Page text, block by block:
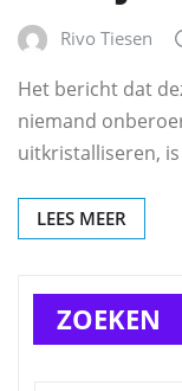
Rivo Tiesen
Het bericht dat
niemand
uitkristalliseren,
LEES MEER
ZOEKEN